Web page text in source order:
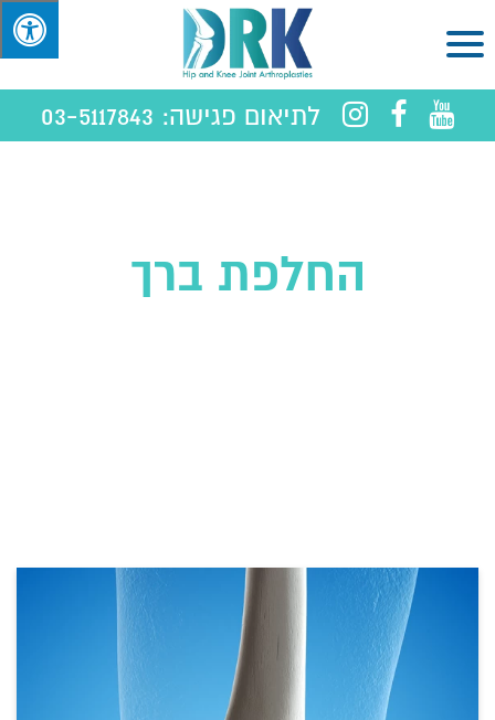
לתיאום פגישה: 03-5117843
החלפת ברך